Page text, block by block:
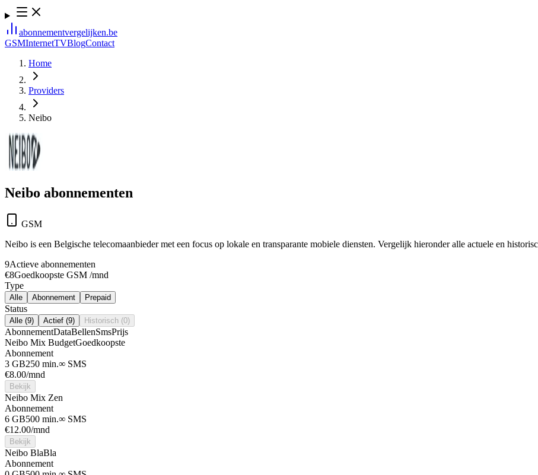
abonnementvergelijken.be
GSMInternetTVBlogContact
Home
Providers
Neibo
Neibo abonnementen
GSM
Neibo is een Belgische telecomaanbieder met een focus op lokale en transparante mobiele diensten. Vergelijk hieronder alle actuele en
9Actieve abonnementen
€8Goedkoopste GSM /mnd
Type
Alle Abonnement Prepaid
Status
Alle (9) Actief (9) Historisch (0)
AbonnementDataBellenSmsPrijs
Neibo Mix BudgetGoedkoopste
Abonnement
3 GB250 min.∞ SMS
€8.00/mnd
Bekijk
Neibo Mix Zen
Abonnement
6 GB500 min.∞ SMS
€12.00/mnd
Bekijk
Neibo BlaBla
Abonnement